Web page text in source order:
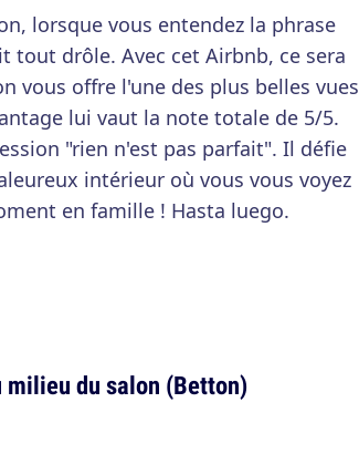
lorsque vous entendez la phrase
tout drôle. Avec cet Airbnb, ce sera
vous offre l'une des plus belles vues
lui vaut la note totale de 5/5.
"rien n'est pas parfait". Il défie
intérieur où vous vous voyez
en famille ! Hasta luego.
milieu du salon (Betton)